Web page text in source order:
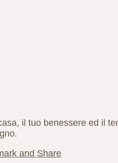
il tuo benessere ed il